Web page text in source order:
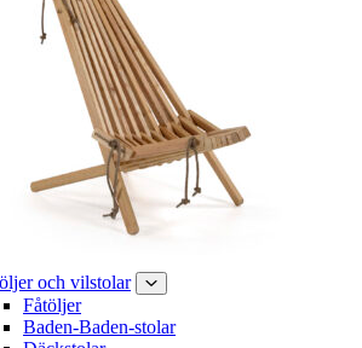
och vilstolar
Fåtöljer
Baden-Baden-stolar